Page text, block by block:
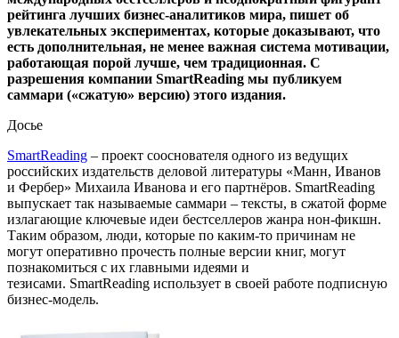
рейтинга лучших бизнес-аналитиков мира, пишет об
увлекательных экспериментах, которые доказывают, что
есть дополнительная, не менее важная система мотивации,
работающая порой лучше, чем традиционная. С
разрешения компании SmartReading мы публикуем
саммари («сжатую» версию) этого издания.
Досье
SmartReading – проект сооснователя одного из ведущих
российских издательств деловой литературы «Манн, Иванов
и Фербер» Михаила Иванова и его партнёров. SmartReading
выпускает так называемые саммари – тексты, в сжатой форме
излагающие ключевые идеи бестселлеров жанра нон-фикшн.
Таким образом, люди, которые по каким-то причинам не
могут оперативно прочесть полные версии книг, могут
познакомиться с их главными идеями и
тезисами. SmartReading использует в своей работе подписную
бизнес-модель.